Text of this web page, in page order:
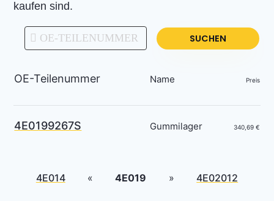
kaufen sind.
SUCHEN
OE-Teilenummer Name Preis
4E0199267S Gummilager 340,69 €
4E014 « 4E019 » 4E02012